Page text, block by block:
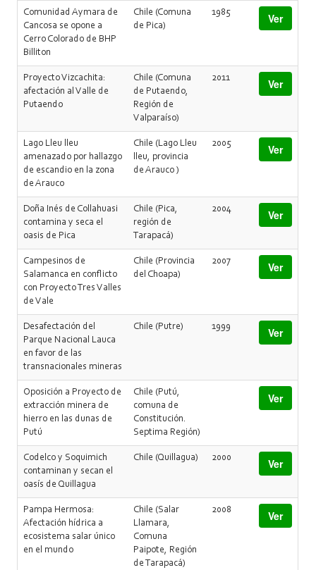
Comunidad Aymara de
Cancosa se opone a
Cerro Colorado de BHP
Billiton
Chile (Comuna
de Pica)
1985 Ver
Proyecto Vizcachita:
afectación al Valle de
Putaendo
Chile (Comuna
de Putaendo,
Región de
Valparaíso)
2011 Ver
Lago Lleu lleu
amenazado por hallazgo
de escandio en la zona
de Arauco
Chile (Lago Lleu
lleu, provincia
de Arauco )
2005 Ver
Doña Inés de Collahuasi
contamina y seca el
oasis de Pica
Chile (Pica,
región de
Tarapacá)
2004 Ver
Campesinos de
Salamanca en conflicto
con Proyecto Tres Valles
de Vale
Chile (Provincia
del Choapa)
2007 Ver
Desafectación del
Parque Nacional Lauca
en favor de las
transnacionales mineras
Chile (Putre) 1999 Ver
Oposición a Proyecto de
extracción minera de
hierro en las dunas de
Putú
Chile (Putú,
comuna de
Constitución.
Septima Región)
Ver
Codelco y Soquimich
contaminan y secan el
oasís de Quillagua
Chile (Quillagua) 2000 Ver
Pampa Hermosa:
Afectación hídrica a
ecosistema salar único
en el mundo
Chile (Salar
Llamara,
Comuna
Paipote, Región
de Tarapacá)
2008 Ver